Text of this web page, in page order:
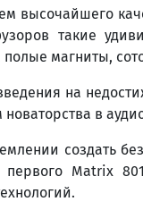
высочайшего
такие
магниты,
на
в
создать
Matrix